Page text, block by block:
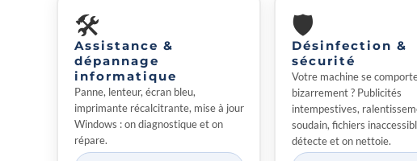
🛠
Assistance &
dépannage
informatique
Panne, lenteur, écran bleu,
imprimante récalcitrante, mise à jour
Windows : on diagnostique et on
répare.
🛡
Désinfection &
sécurité
Votre machine se
bizarrement ? Publicités
intempestives,
soudain, fichiers
détecte et on nettoie.